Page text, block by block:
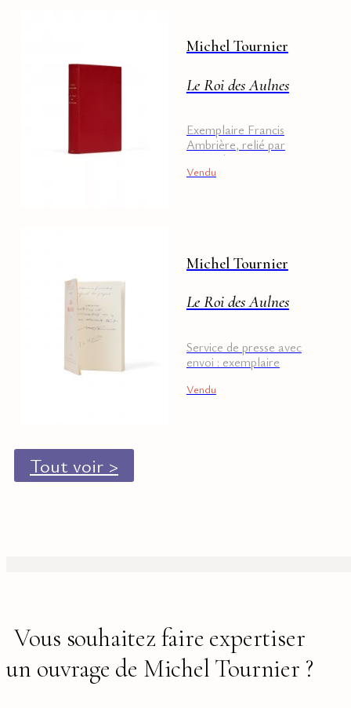
Michel Tournier
Le Roi des Aulnes
Exemplaire Francis
Ambrière, relié par
Loutrel
Vendu
Michel Tournier
Le Roi des Aulnes
Service de presse avec
envoi : exemplaire
Vendu
Tout voir >
Vous souhaitez faire expertiser
un ouvrage de Michel Tournier ?